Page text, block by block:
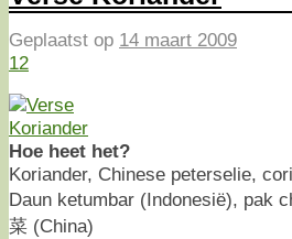
Geplaatst op 14 maart 2009
12
Hoe heet het?
Koriander, Chinese peterselie,
Daun ketumbar (Indonesië), pak
菜 (China)